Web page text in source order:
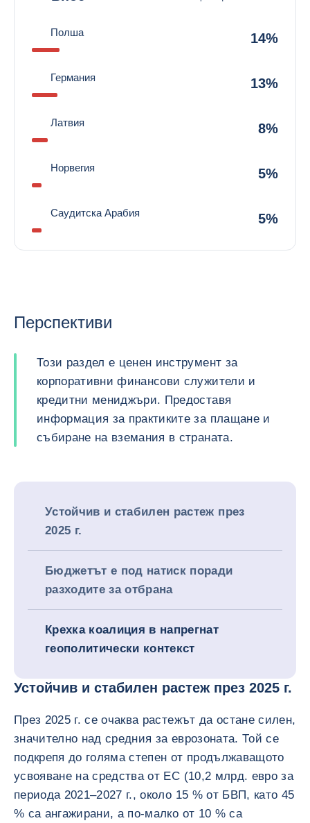
Полша 14%
Германия 13%
Латвия 8%
Норвегия 5%
Саудитска Арабия 5%
Перспективи
Този раздел е ценен инструмент за
корпоративни финансови служители и
кредитни мениджъри. Предоставя
информация за практиките за плащане и
събиране на вземания в страната.
Устойчив и стабилен растеж през
2025 г.
Бюджетът е под натиск поради
разходите за отбрана
Крехка коалиция в напрегнат
геополитически контекст
Устойчив и стабилен растеж през 2025 г.
През 2025 г. се очаква растежът да остане силен,
значително над средния за еврозоната. Той се
подкрепя до голяма степен от продължаващото
усвояване на средства от ЕС (10,2 млрд. евро за
периода 2021–2027 г., около 15 % от БВП, като 45
% са ангажирани, а по-малко от 10 % са